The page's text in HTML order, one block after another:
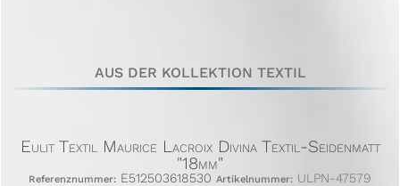
AUS DER KOLLEKTION TEXTIL
Eulit Textil Maurice Lacroix Divina Textil-Seidenmatt
"18mm"
Referenznummer: E512503618530 Artikelnummer: ULPN-47579